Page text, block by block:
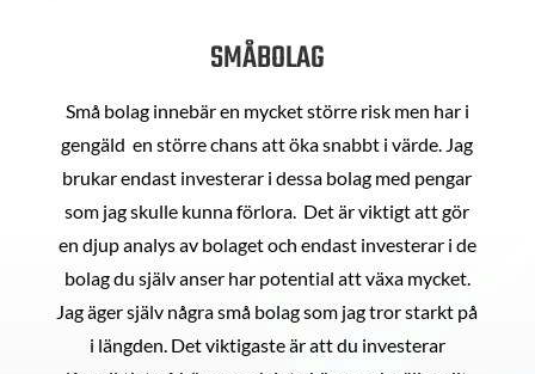
SMÅBOLAG
Små bolag innebär en mycket större risk men har i
gengäld en större chans att öka snabbt i värde. Jag
brukar endast investerar i dessa bolag med pengar
som jag skulle kunna förlora. Det är viktigt att gör
en djup analys av bolaget och endast investerar i de
bolag du själv anser har potential att växa mycket.
Jag äger själv några små bolag som jag tror starkt på
i längden. Det viktigaste är att du investerar